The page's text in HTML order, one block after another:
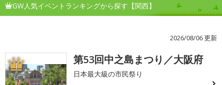
GW人気イベントランキングから探す【関西】
2026/08/06 更新
1 第53回中之島まつり／大阪府
日本最大級の市民祭り